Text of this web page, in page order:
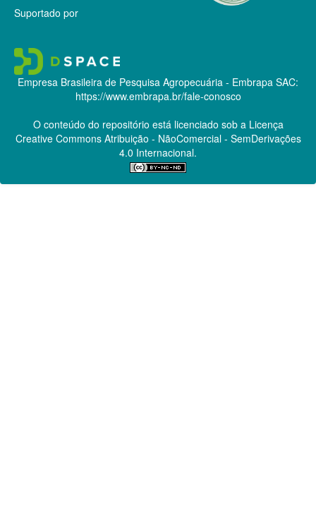
Suportado por
Empresa Brasileira de Pesquisa Agropecuária - Embrapa SAC:
https://www.embrapa.br/fale-conosco
O conteúdo do repositório está licenciado sob a Licença
Creative CommonsAtribuição - NãoComercial - SemDerivações
4.0 Internacional.